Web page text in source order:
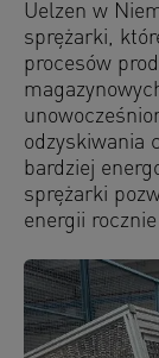
Uelzen w
sprężarki,
procesów
odzyskiwania
bardziej
sprężarki
energii